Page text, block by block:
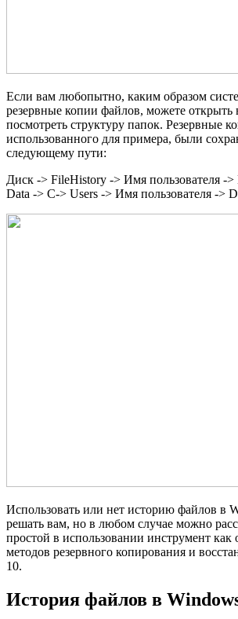
Если вам любопытно, каким образом
резервные копии файлов, можете открыть
посмотреть структуру папок. Резервные
использованного для примера, были
следующему пути:
Диск -> FileHistory -> Имя пользователя -
Data -> C-> Users -> Имя пользователя ->
Использовать или нет историю файлов в
решать вам, но в любом случае можно
простой в использовании инструмент
методов резервного копирования и
10.
История файлов в